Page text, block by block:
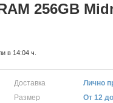
256GB
в 14:04 ч.
Доставка
Лично
Размер От 12